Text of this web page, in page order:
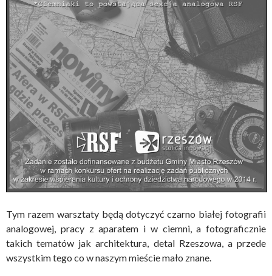
Tym razem warsztaty będą dotyczyć czarno białej fotografii
analogowej, pracy z aparatem i w ciemni, a fotograficznie
takich tematów jak architektura, detal Rzeszowa, a przede
wszystkim tego co w naszym mieście mało znane.